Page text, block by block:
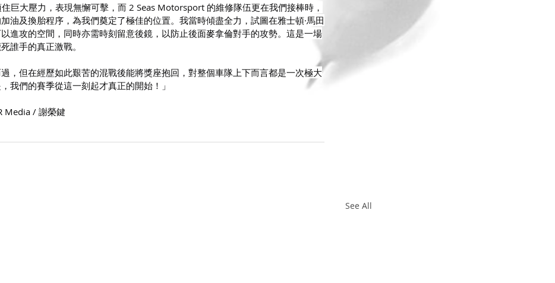
巨大壓力，表現無懈可擊，而 2 Seas Motorsport 的維修隊伍更在我們接棒時，
油及換胎程序，為我們奠定了極佳的位置。我當時傾盡全力，試圖在雅士頓·馬田
進攻的空間，同時亦需時刻留意後鏡，以防止後面麥拿倫對手的攻勢。這是一場
誰手的真正激戰。
，但在經歷如此艱苦的混戰後能將獎座抱回，對整個車隊上下而言都是一次極大
我們的賽季從這一刻起才真正的開始！」
Media / 謝榮鍵
See All